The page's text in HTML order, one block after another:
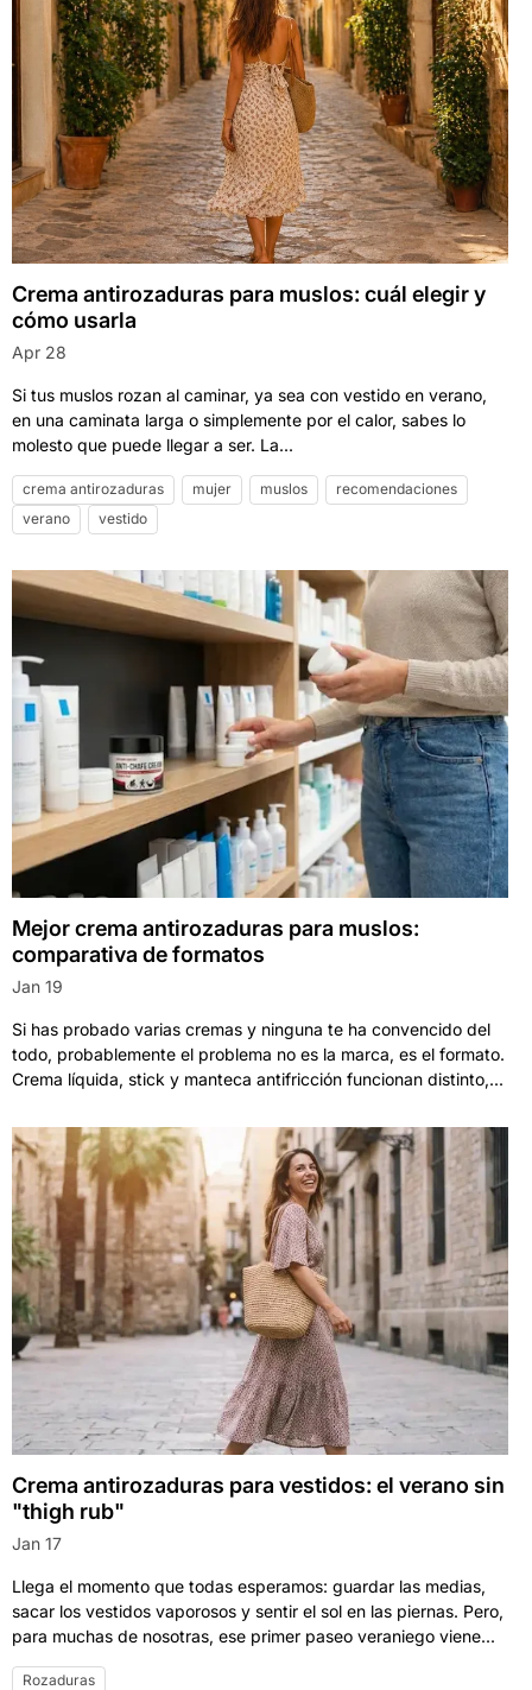
Crema antirozaduras para muslos: cuál elegir y
cómo usarla
Apr 28
Si tus muslos rozan al caminar, ya sea con vestido en verano,
en una caminata larga o simplemente por el calor, sabes lo
molesto que puede llegar a ser. La...
crema antirozaduras mujer muslos
recomendaciones
verano
vestido
Mejor crema antirozaduras para muslos:
comparativa de formatos
Jan 19
Si has probado varias cremas y ninguna te ha convencido del
todo, probablemente el problema no es la marca, es el formato.
Crema líquida, stick y manteca antifricción funcionan distinto,...
Crema antirozaduras para vestidos: el verano sin
"thigh rub"
Jan 17
Llega el momento que todas esperamos: guardar las medias,
sacar los vestidos vaporosos y sentir el sol en las piernas. Pero,
para muchas de nosotras, ese primer paseo veraniego viene...
Rozaduras